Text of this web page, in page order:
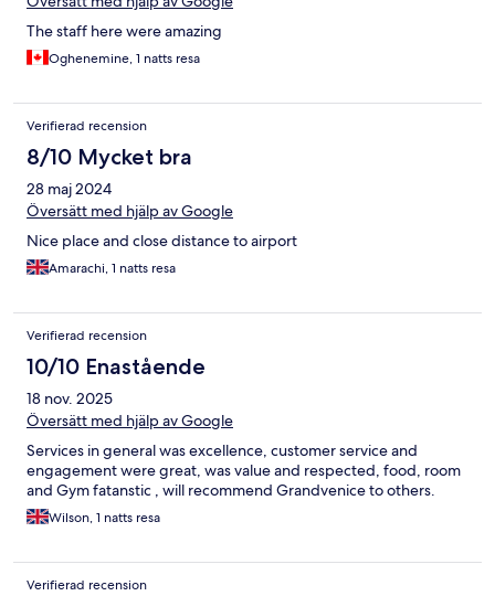
The staff here were amazing
Oghenemine, 1 natts resa
Verifierad recension
8/10 Mycket bra
28 maj 2024
Översätt med hjälp av Google
Nice place and close distance to airport
Amarachi, 1 natts resa
Verifierad recension
10/10 Enastående
18 nov. 2025
Översätt med hjälp av Google
Services in general was excellence, customer service and
engagement were great, was value and respected, food, room
and Gym fatanstic , will recommend Grandvenice to others.
Wilson, 1 natts resa
Verifierad recension